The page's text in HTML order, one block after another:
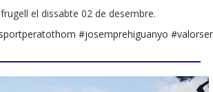
el dissabte 02 de desembre.
#josemprehiguanyo #